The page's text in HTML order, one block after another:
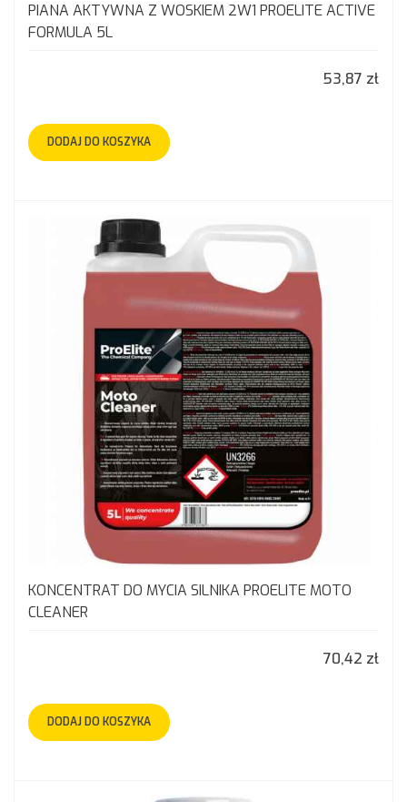
PIANA AKTYWNA Z WOSKIEM 2W1 PROELITE ACTIVE
FORMULA 5L
53,87 zł
DODAJ DO KOSZYKA
KONCENTRAT DO MYCIA SILNIKA PROELITE MOTO
CLEANER
70,42 zł
DODAJ DO KOSZYKA